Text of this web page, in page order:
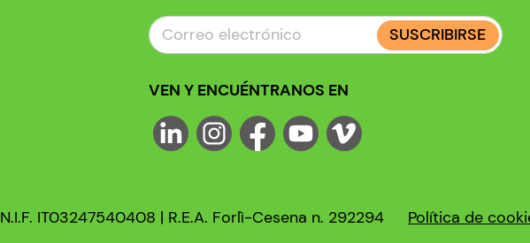
SUSCRIBIRSE
VEN Y ENCUÉNTRANOS EN
N.I.F. IT03247540408 | R.E.A. Forlì-Cesena n. 292294 Política de